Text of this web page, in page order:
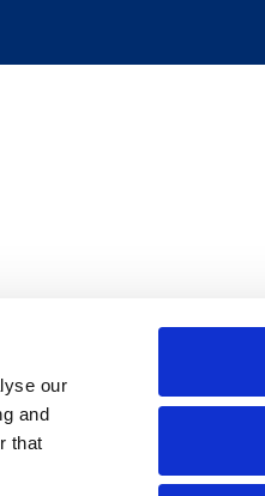
our
and
that